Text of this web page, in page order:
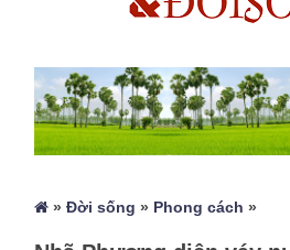
»Đời sống » Phong cách »